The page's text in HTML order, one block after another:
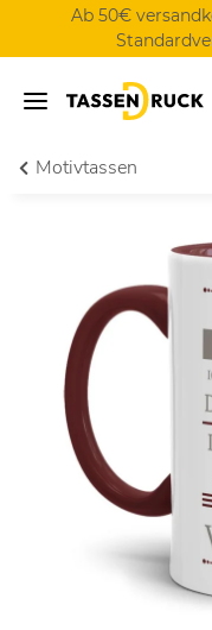
Ab 50€
Motivtassen